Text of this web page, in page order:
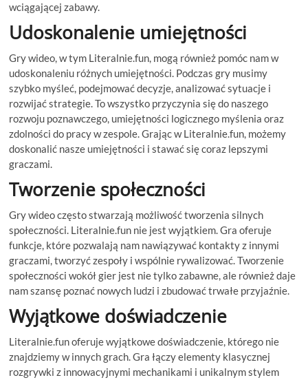
wciągającej zabawy.
Udoskonalenie umiejętności
Gry wideo, w tym Literalnie.fun, mogą również pomóc nam w
udoskonaleniu różnych umiejętności. Podczas gry musimy
szybko myśleć, podejmować decyzje, analizować sytuacje i
rozwijać strategie. To wszystko przyczynia się do naszego
rozwoju poznawczego, umiejętności logicznego myślenia oraz
zdolności do pracy w zespole. Grając w Literalnie.fun, możemy
doskonalić nasze umiejętności i stawać się coraz lepszymi
graczami.
Tworzenie społeczności
Gry wideo często stwarzają możliwość tworzenia silnych
społeczności. Literalnie.fun nie jest wyjątkiem. Gra oferuje
funkcje, które pozwalają nam nawiązywać kontakty z innymi
graczami, tworzyć zespoły i wspólnie rywalizować. Tworzenie
społeczności wokół gier jest nie tylko zabawne, ale również daje
nam szansę poznać nowych ludzi i zbudować trwałe przyjaźnie.
Wyjątkowe doświadczenie
Literalnie.fun oferuje wyjątkowe doświadczenie, którego nie
znajdziemy w innych grach. Gra łączy elementy klasycznej
rozgrywki z innowacyjnymi mechanikami i unikalnym stylem